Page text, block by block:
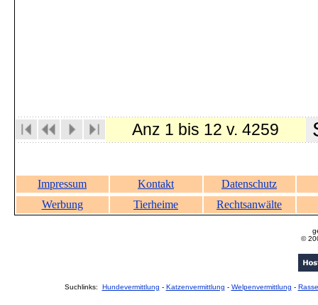
Anz 1 bis 12 v. 4259
Impressum Kontakt
Datenschutz
Werbung
Tierheime Rechtsanwälte
©
Suchlinks: Hundevermittlung - Katzenvermittlung - Welpenvermittlung -